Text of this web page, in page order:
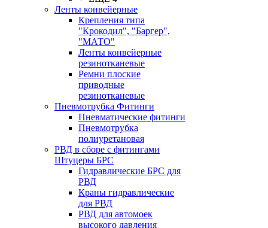
Ленты конвейерные
Крепления типа
"Крокодил", "Баргер",
"МАТО"
Ленты конвейерные
резинотканевые
Ремни плоские
приводные
резинотканевые
Пневмотрубка Фитинги
Пневматические фитинги
Пневмотрубка
полиуретановая
РВД в сборе с фитингами
Штуцеры БРС
Гидравлические БРС для
РВД
Краны гидравлические
для РВД
РВД для автомоек
высокого давления